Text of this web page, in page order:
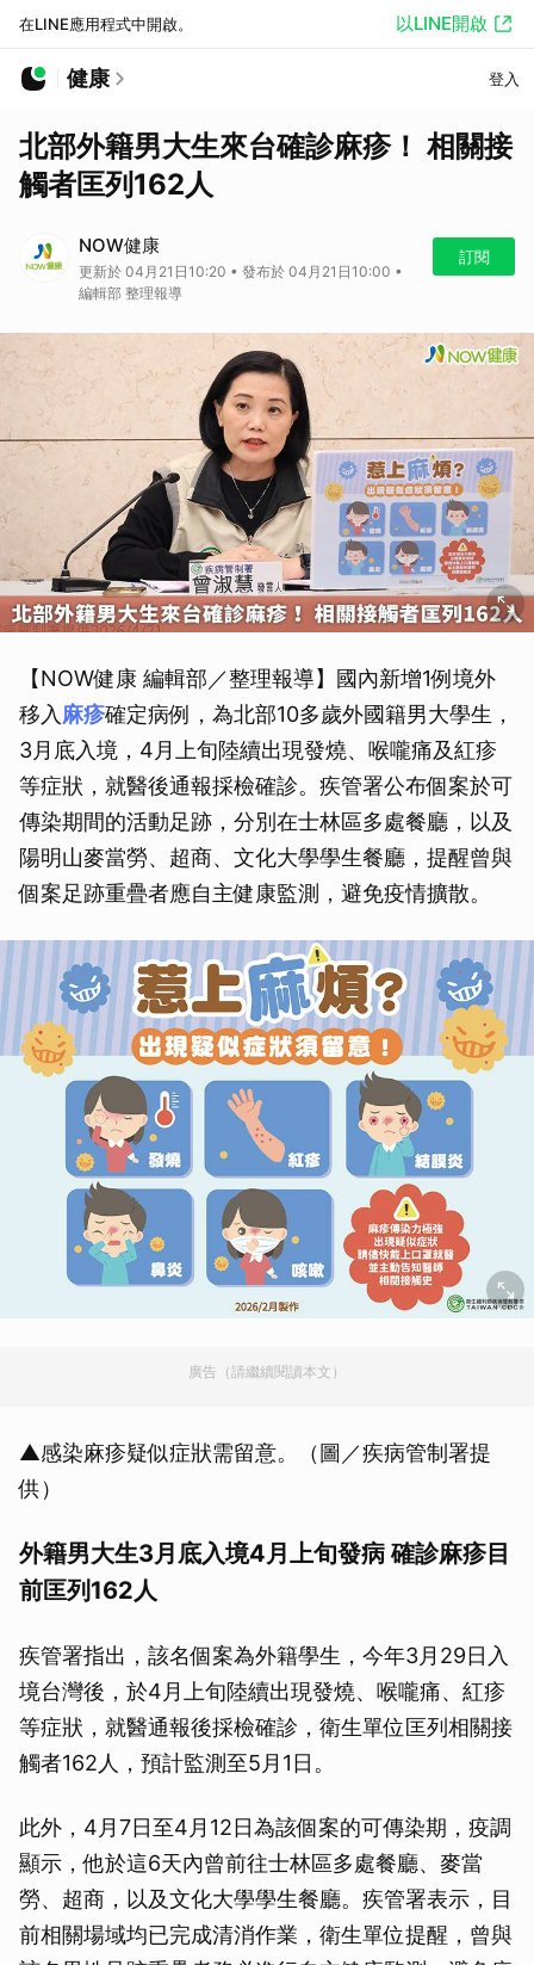
在LINE應用程式中開啟。 以LINE開啟
健康 登入
北部外籍男大生來台確診麻疹！ 相關接
觸者匡列162人
NOW健康
更新於 04月21日10:20 • 發布於 04月21日10:00 •
編輯部 整理報導
訂閱
【NOW健康 編輯部／整理報導】國內新增1例境外
移入 麻疹確定病例，為北部10多歲外國籍男大學生，
3月底入境，4月上旬陸續出現發燒、喉嚨痛及紅疹
等症狀，就醫後通報採檢確診。疾管署公布個案於可
傳染期間的活動足跡，分別在士林區多處餐廳，以及
陽明山麥當勞、超商、文化大學學生餐廳，提醒曾與
個案足跡重疊者應自主健康監測，避免疫情擴散。
廣告（請繼續閱讀本文）
▲感染麻疹疑似症狀需留意。（圖／疾病管制署提
供）
外籍男大生3月底入境4月上旬發病 確診麻疹目
前匡列162人
疾管署指出，該名個案為外籍學生，今年3月29日入
境台灣後，於4月上旬陸續出現發燒、喉嚨痛、紅疹
等症狀，就醫通報後採檢確診，衛生單位匡列相關接
觸者162人，預計監測至5月1日。
此外，4月7日至4月12日為該個案的可傳染期，疫調
顯示，他於這6天內曾前往士林區多處餐廳、麥當
勞、超商，以及文化大學學生餐廳。疾管署表示，目
前相關場域均已完成清消作業，衛生單位提醒，曾與